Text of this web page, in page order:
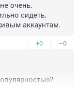
очень.
сидеть.
аккаунтам.
+0 –0